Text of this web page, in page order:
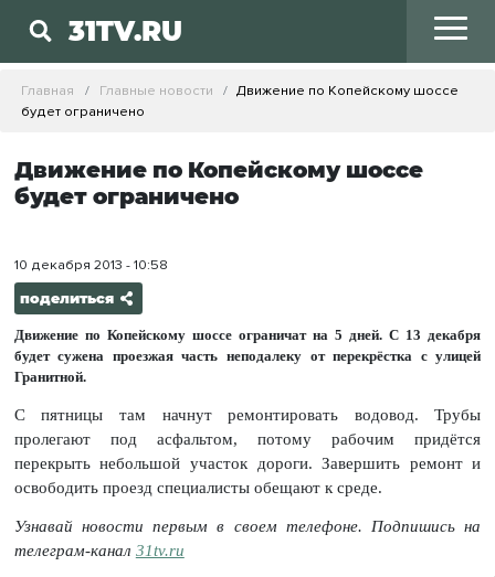
31TV.RU
Главная Главные новости
Движение по Копейскому шоссе
будет ограничено
Движение по Копейскому шоссе
будет ограничено
10 декабря 2013 - 10:58
поделиться
Движение по Копейскому шоссе ограничат на 5 дней. С 13 декабря
будет сужена проезжая часть неподалеку от перекрёстка с улицей
Гранитной.
С пятницы там начнут ремонтировать водовод. Трубы
пролегают под асфальтом, потому рабочим придётся
перекрыть небольшой участок дороги. Завершить ремонт и
освободить проезд специалисты обещают к среде.
Узнавай новости первым в своем телефоне. Подпишись на
телеграм-канал 31tv.ru